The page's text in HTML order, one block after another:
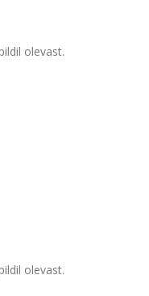
olevast.
olevast.